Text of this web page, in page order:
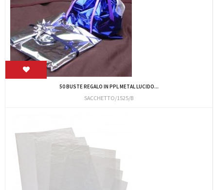
50 BUSTE REGALO IN PPL METAL LUCIDO...
SACCHETTO/1525/B